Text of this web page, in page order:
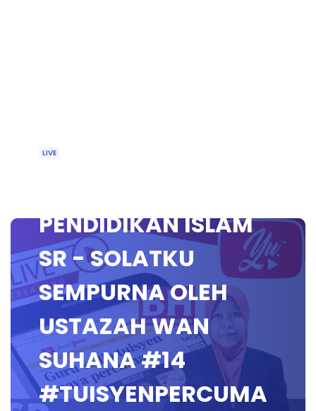
LIVE
PENDIDIKAN ISLAM
SR - SOLATKU
SEMPURNA OLEH
USTAZAH WAN
SUHANA #14
#TUISYENPERCUMA